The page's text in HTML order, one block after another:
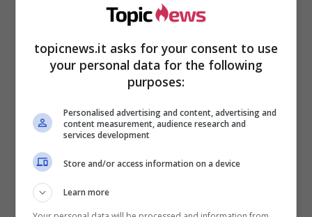
topicnews.it asks for your consent to use
your personal data for the following
purposes:
Personalised advertising and content, advertising and
content measurement, audience research and
services development
Store and/or access information on a device
Learn more